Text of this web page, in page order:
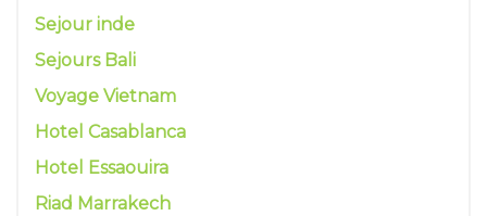
Sejour inde
Sejours Bali
Voyage Vietnam
Hotel Casablanca
Hotel Essaouira
Riad Marrakech